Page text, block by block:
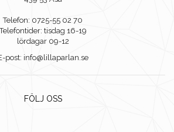
Telefon: 0725-55 02 70
tisdag 16-19
lördagar 09-12
post: info@lillaparlan.se
FÖLJ OSS